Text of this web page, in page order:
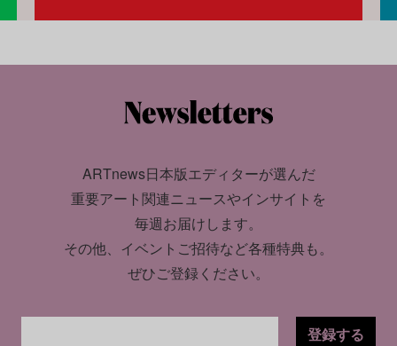
ARTnews日本版エディターが選んだ
重要アート関連ニュースやインサイトを
毎週お届けします。
その他、イベントご招待など各種特典も。
ぜひご登録ください。
登録する